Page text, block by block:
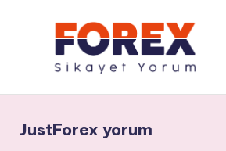
JustForex yorum